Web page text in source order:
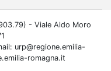
- Viale Aldo Moro
urp@regione.emilia-
romagna.it